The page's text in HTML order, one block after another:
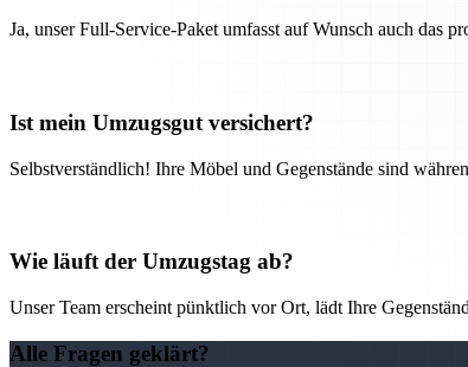
Ja, unser Full-Service-Paket umfasst auf Wunsch auch das
Ist mein Umzugsgut versichert?
Selbstverständlich! Ihre Möbel und Gegenstände sind
Wie läuft der Umzugstag ab?
Unser Team erscheint pünktlich vor Ort, lädt Ihre
Alle Fragen geklärt?